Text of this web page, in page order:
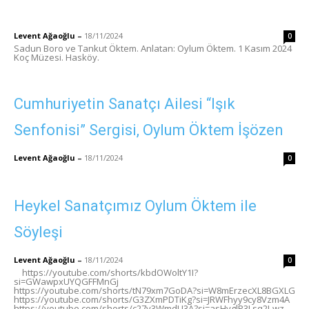
Levent Ağaoğlu – 18/11/2024 0
Sadun Boro ve Tankut Öktem. Anlatan: Oylum Öktem. 1 Kasım 2024
Koç Müzesi. Hasköy.
Cumhuriyetin Sanatçı Ailesi “Işık
Senfonisi” Sergisi, Oylum Öktem İşözen
Levent Ağaoğlu – 18/11/2024 0
Heykel Sanatçımız Oylum Öktem ile
Söyleşi
Levent Ağaoğlu – 18/11/2024 0
https://youtube.com/shorts/kbdOWoltY1I?
si=GWawpxUYQGFFMnGj
https://youtube.com/shorts/tN79xm7GoDA?si=W8mErzecXL8BGXLG
https://youtube.com/shorts/G3ZXmPDTiKg?si=JRWFhyy9cy8Vzm4A